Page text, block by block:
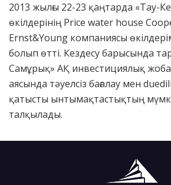
2013 жылғы 22-23 қаңтарда «Тау-
өкілдерінің Price water house
Ernst&Young компаниясы
болып өтті. Кездесу барысында
Самұрық» АҚ инвестициялық
аясында тәуелсіз бағалау мен
қатысты ынтымақтастықтың
талқылады.